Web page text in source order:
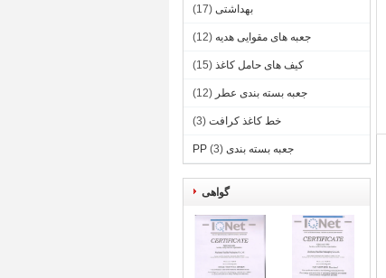
بهداشتی (17)
جعبه های مقوایی هدیه (12)
کیف های حامل کاغذ (15)
جعبه بسته بندی عطر (12)
خط کاغذ کرافت (3)
جعبه بسته بندی PP (3)
گواهی